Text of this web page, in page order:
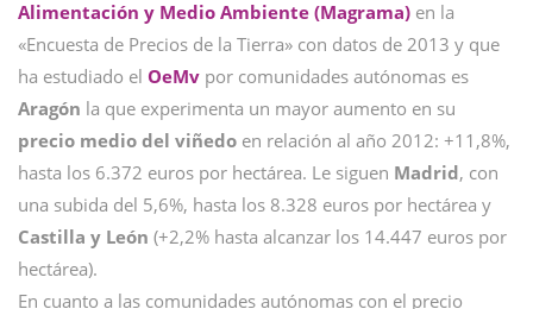
Alimentación y Medio Ambiente (Magrama) en la
«Encuesta de Precios de la Tierra» con datos de 2013 y que
ha estudiado el OeMv por comunidades autónomas es
Aragón la que experimenta un mayor aumento en su
precio medio del viñedo en relación al año 2012: +11,8%,
hasta los 6.372 euros por hectárea. Le siguen Madrid, con
una subida del 5,6%, hasta los 8.328 euros por hectárea y
Castilla y León (+2,2% hasta alcanzar los 14.447 euros por
hectárea).
En cuanto a las comunidades autónomas con el precio